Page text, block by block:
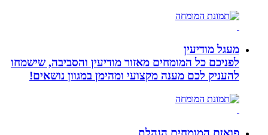
מעגל מודיעין
לפניכם כל המומחים מאזור מודיעין והסביבה, שישמחו
להעניק לכם מענה מקצועי ומהימן במגוון נושאים!